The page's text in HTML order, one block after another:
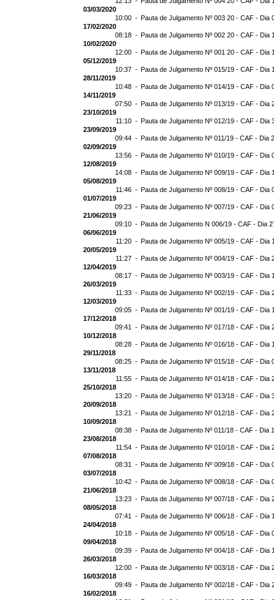
03/03/2020
10:00 - Pauta de Julgamento Nº 003 20 - CAF - Dia
17/02/2020
08:18 - Pauta de Julgamento Nº 002 20 - CAF - Dia
10/02/2020
12:00 - Pauta de Julgamento Nº 001 20 - CAF - Dia
05/12/2019
10:37 - Pauta de Julgamento Nº 015/19 - CAF - Dia
28/11/2019
10:48 - Pauta de Julgamento Nº 014/19 - CAF - Dia
14/11/2019
07:50 - Pauta de Julgamento Nº 013/19 - CAF - Dia
23/10/2019
11:10 - Pauta de Julgamento Nº 012/19 - CAF - Dia
23/09/2019
09:44 - Pauta de Julgamento Nº 011/19 - CAF - Dia
02/09/2019
13:56 - Pauta de Julgamento Nº 010/19 - CAF - Dia
12/08/2019
14:08 - Pauta de Julgamento Nº 009/19 - CAF - Dia
05/08/2019
11:46 - Pauta de Julgamento Nº 008/19 - CAF - Dia
01/07/2019
09:23 - Pauta de Julgamento Nº 007/19 - CAF - Dia
21/06/2019
09:10 - Pauta de Julgamento N 006/19 - CAF - Dia
06/06/2019
11:20 - Pauta de Julgamento Nº 005/19 - CAF - Dia
20/05/2019
11:27 - Pauta de Julgamento Nº 004/19 - CAF - Dia
12/04/2019
08:17 - Pauta de Julgamento Nº 003/19 - CAF - Dia
26/03/2019
11:33 - Pauta de Julgamento Nº 002/19 - CAF - Dia
12/03/2019
09:05 - Pauta de Julgamento Nº 001/19 - CAF - Dia
17/12/2018
09:41 - Pauta de Julgamento Nº 017/18 - CAF - Dia
10/12/2018
08:28 - Pauta de Julgamento Nº 016/18 - CAF - Dia
29/11/2018
08:25 - Pauta de Julgamento Nº 015/18 - CAF - Dia
13/11/2018
11:55 - Pauta de Julgamento Nº 014/18 - CAF - Dia
25/10/2018
13:20 - Pauta de Julgamento Nº 013/18 - CAF - Dia
20/09/2018
13:21 - Pauta de Julgamento Nº 012/18 - CAF - Dia
10/09/2018
08:38 - Pauta de Julgamento Nº 011/18 - CAF - Dia
23/08/2018
11:54 - Pauta de Julgamento Nº 010/18 - CAF - Dia
07/08/2018
08:31 - Pauta de Julgamento Nº 009/18 - CAF - Dia
03/07/2018
10:42 - Pauta de Julgamento Nº 008/18 - CAF - Dia
21/06/2018
13:23 - Pauta de Julgamento Nº 007/18 - CAF - Dia
08/05/2018
07:41 - Pauta de Julgamento Nº 006/18 - CAF - Dia
24/04/2018
10:18 - Pauta de Julgamento Nº 005/18 - CAF - Dia
09/04/2018
09:39 - Pauta de Julgamento Nº 004/18 - CAF - Dia
26/03/2018
12:00 - Pauta de Julgamento Nº 003/18 - CAF - Dia
16/03/2018
09:49 - Pauta de Julgamento Nº 002/18 - CAF - Dia
16/02/2018